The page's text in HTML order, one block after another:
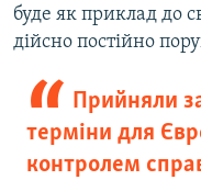
буде як приклад до
дійсно постійно
Прийняли
терміни для
контролем